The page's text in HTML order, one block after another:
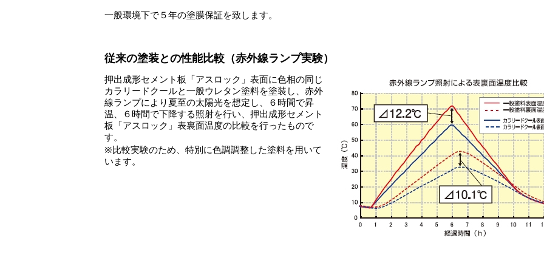
一般環境下で５年の塗膜保証を致します。
従来の塗装との性能比較（赤外線ランプ実験）
押出成形セメント板「アスロック」表面に色相の同じ
カラリードクールと一般ウレタン塗料を塗装し、赤外
線ランプにより夏至の太陽光を想定し、６時間で昇
温、６時間で下降する照射を行い、押出成形セメント
板「アスロック」表裏面温度の比較を行ったもので
す。
※比較実験のため、特別に色調調整した塗料を用いて
います。